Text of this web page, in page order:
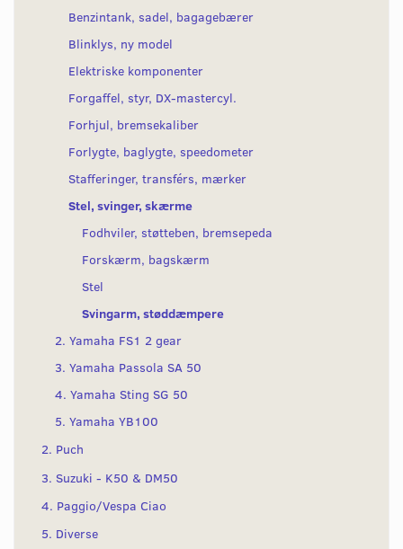
Benzintank, sadel, bagagebærer
Blinklys, ny model
Elektriske komponenter
Forgaffel, styr, DX-mastercyl.
Forhjul, bremsekaliber
Forlygte, baglygte, speedometer
Stafferinger, transférs, mærker
Stel, svinger, skærme
Fodhviler, støtteben, bremsepeda
Forskærm, bagskærm
Stel
Svingarm, støddæmpere
2. Yamaha FS1 2 gear
3. Yamaha Passola SA 50
4. Yamaha Sting SG 50
5. Yamaha YB100
2. Puch
3. Suzuki - K50 & DM50
4. Paggio/Vespa Ciao
5. Diverse